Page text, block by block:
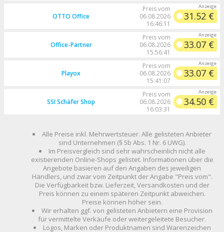
OTTO Office
Preis vom
06.08.2026
16:46:11
31.52 €
Office-Partner
Preis vom
06.08.2026
15:56:41
33.07 €
Playox
Preis vom
06.08.2026
15:41:07
33.07 €
SSI Schäfer Shop
Preis vom
06.08.2026
16:03:31
34.50 €
Alle Preise inkl. Mehrwertsteuer. Alle gelisteten Anbieter
sind Unternehmen (§ 5b Abs. 1 Nr. 6 UWG).
Im Preisvergleich sind sehr wahrscheinlich nicht alle
existierenden Online-Shops gelistet. Informationen über die
Angebote basieren auf den Angaben des jeweiligen
Händlers, und zwar vom Zeitpunkt der Angabe "Preis vom".
Die Verfügbarkeit bzw. Lieferzeit, Versandkosten und der
Preis können zu einem späteren Zeitpunkt abweichen.
Preise können höher sein.
Wir erhalten ggf. von gelisteten Anbietern eine Provision
für vermittelte Verkäufe oder weitergeleitete Besucher.
Logos, Marken oder Produktnamen sind Warenzeichen